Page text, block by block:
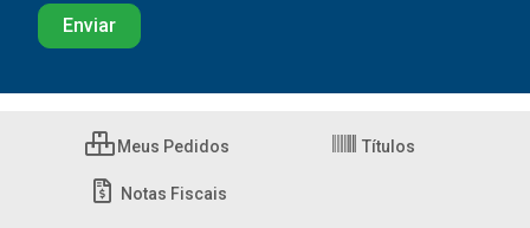
Meus Pedidos Títulos
Notas Fiscais